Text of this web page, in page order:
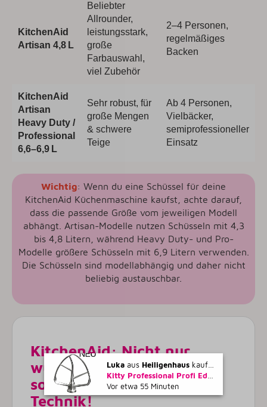
KitchenAid
Artisan 4,8 L
Beliebter
Allrounder,
leistungsstark,
große
Farbauswahl,
viel Zubehör
2–4 Personen,
regelmäßiges
Backen
KitchenAid
Artisan
Heavy Duty /
Professional
6,6–6,9 L
Sehr robust, für
große Mengen
& schwere
Teige
Ab 4 Personen,
Vielbäcker,
semiprofessioneller
Einsatz
Wichtig: Wenn du eine Schüssel für deine
KitchenAid Küchenmaschine kaufst, achte darauf,
dass die passende Größe vom jeweiligen Modell
abhängt. Artisan-Modelle nutzen Schüsseln mit 4,3
bis 4,8 Litern, während Heavy Duty- und Pro-
Modelle größere Schüsseln mit 6,9 Litern verwenden.
Die Schüsseln sind modellabhängig und daher nicht
beliebig austauschbar.
KitchenAid: Nicht nur
wunderschöne Farben,
sondern auch zuverlässige
Technik!
Luka aus Heiligenhaus kaufte gerade
Kitty Professional Profi Edelstahl-Flachrührer 'Taifun' kompatibel mit KitchenAid 4,3 / 4,7 und 4,8 Liter
Vor etwa 55 Minuten